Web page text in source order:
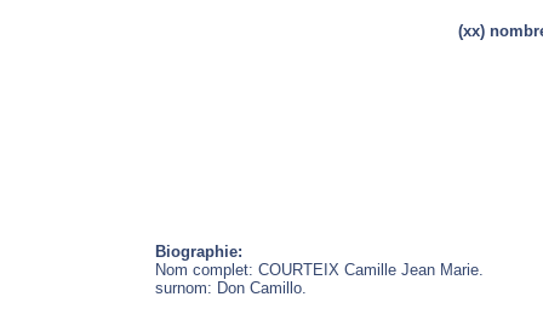
(xx)
Biographie:
Nom complet: COURTEIX Camille Jean Marie.
surnom: Don Camillo.